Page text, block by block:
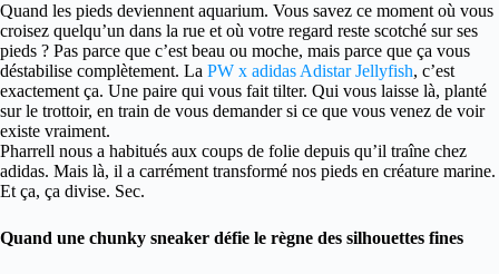
Quand les pieds deviennent aquarium. Vous savez ce moment où vous
croisez quelqu’un dans la rue et où votre regard reste scotché sur ses
pieds ? Pas parce que c’est beau ou moche, mais parce que ça vous
déstabilise complètement. La PW x adidas Adistar Jellyfish, c’est
exactement ça. Une paire qui vous fait tilter. Qui vous laisse là, planté
sur le trottoir, en train de vous demander si ce que vous venez de voir
existe vraiment.
Pharrell nous a habitués aux coups de folie depuis qu’il traîne chez
adidas. Mais là, il a carrément transformé nos pieds en créature marine.
Et ça, ça divise. Sec.
Quand une chunky sneaker défie le règne des silhouettes fines